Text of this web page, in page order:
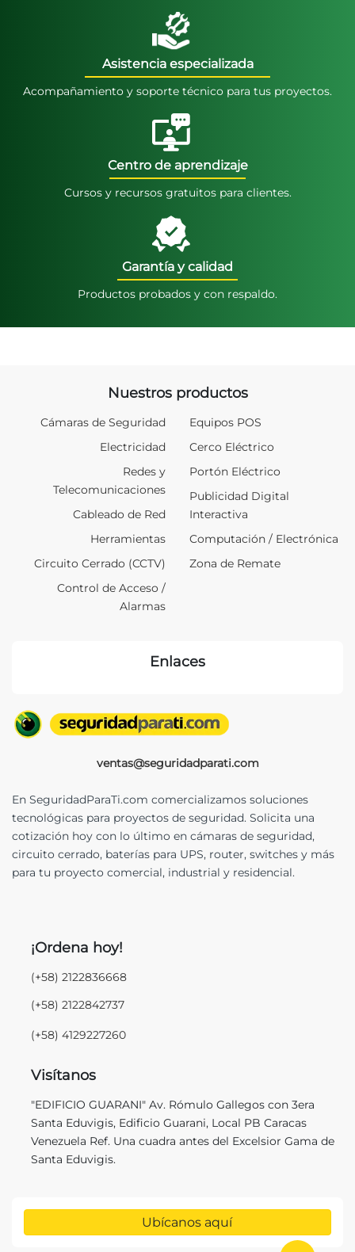
Asistencia especializada
Acompañamiento y soporte técnico para tus proyectos.
Centro de aprendizaje
Cursos y recursos gratuitos para clientes.
Garantía y calidad
Productos probados y con respaldo.
ventas@seguridadparati.com
En SeguridadParaTi.com comercializamos soluciones
tecnológicas para proyectos de seguridad. Solicita una
cotización hoy con lo último en cámaras de seguridad,
circuito cerrado, baterías para UPS, router, switches y más
para tu proyecto comercial, industrial y residencial.
¡Ordena hoy!
(+58) 2122836668
(+58) 2122842737
(+58) 4129227260
Visítanos
"EDIFICIO GUARANI" Av. Rómulo Gallegos con 3era
Santa Eduvigis, Edificio Guarani, Local PB Caracas
Venezuela Ref. Una cuadra antes del Excelsior Gama de
Santa Eduvigis.
Nuestros productos
Cámaras de Seguridad
Electricidad
Redes y
Telecomunicaciones
Cableado de Red
Herramientas
Circuito Cerrado (CCTV)
Control de Acceso /
Alarmas
Equipos POS
Cerco Eléctrico
Portón Eléctrico
Publicidad Digital
Interactiva
Computación / Electrónica
Zona de Remate
Enlaces
Ubícanos aquí